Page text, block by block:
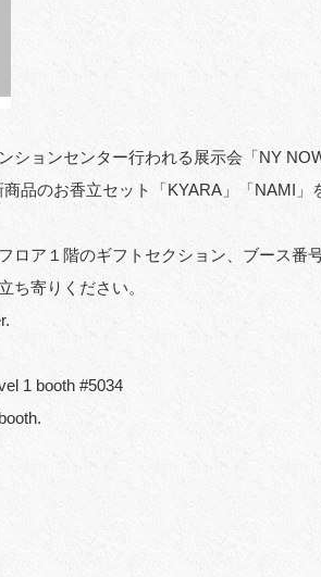
ションセンター行われる展示会「NY
品のお香立セット「KYARA」「NAMI」
ア１階のギフトセクション、ブース番号
ち寄りください。
1 booth #5034